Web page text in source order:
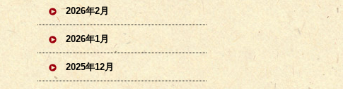
2026年2月
2026年1月
2025年12月